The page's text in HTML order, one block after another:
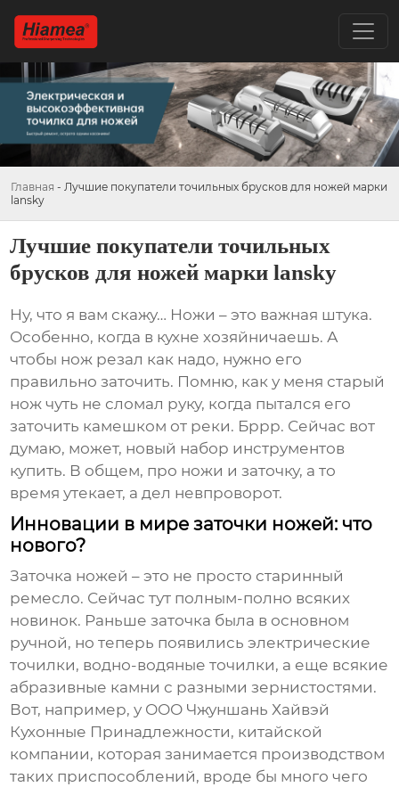
Главная - Лучшие покупатели точильных брусков для ножей марки
lansky
Лучшие покупатели точильных
брусков для ножей марки lansky
Ну, что я вам скажу… Ножи – это важная штука.
Особенно, когда в кухне хозяйничаешь. А
чтобы нож резал как надо, нужно его
правильно заточить. Помню, как у меня старый
нож чуть не сломал руку, когда пытался его
заточить камешком от реки. Бррр. Сейчас вот
думаю, может, новый набор инструментов
купить. В общем, про ножи и заточку, а то
время утекает, а дел невпроворот.
Инновации в мире заточки ножей: что
нового?
Заточка ножей – это не просто старинный
ремесло. Сейчас тут полным-полно всяких
новинок. Раньше заточка была в основном
ручной, но теперь появились электрические
точилки, водно-водяные точилки, а еще всякие
абразивные камни с разными зернистостями.
Вот, например, у ООО Чжуншань Хайвэй
Кухонные Принадлежности, китайской
компании, которая занимается производством
таких приспособлений, вроде бы много чего